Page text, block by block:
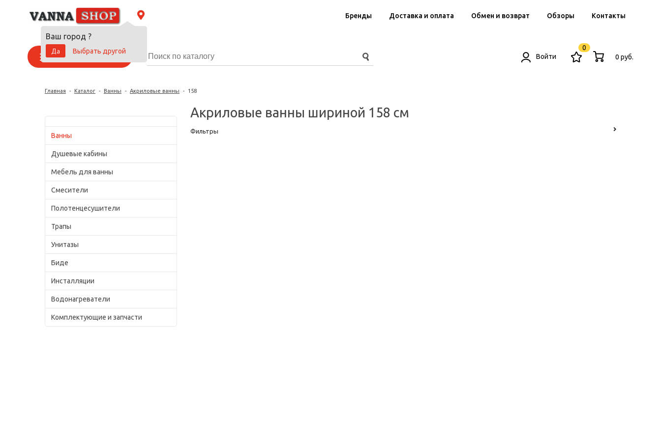
Ваш город ?
Да
Выбрать другой
Бренды Доставка и оплата Обмен и возврат Обзоры Контакты
Каталог товаров Войти
0
0 руб.
Главная - Каталог - Ванны - Акриловые ванны - 158
Ванны
Душевые кабины
Мебель для ванны
Смесители
Полотенцесушители
Трапы
Унитазы
Биде
Инсталляции
Водонагреватели
Комплектующие и запчасти
Акриловые ванны шириной 158 см
Фильтры